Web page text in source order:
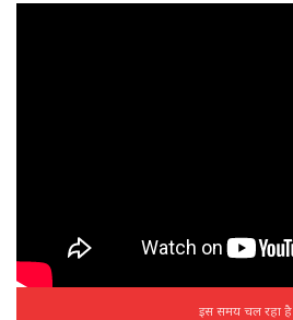
इस समय चल रहा है